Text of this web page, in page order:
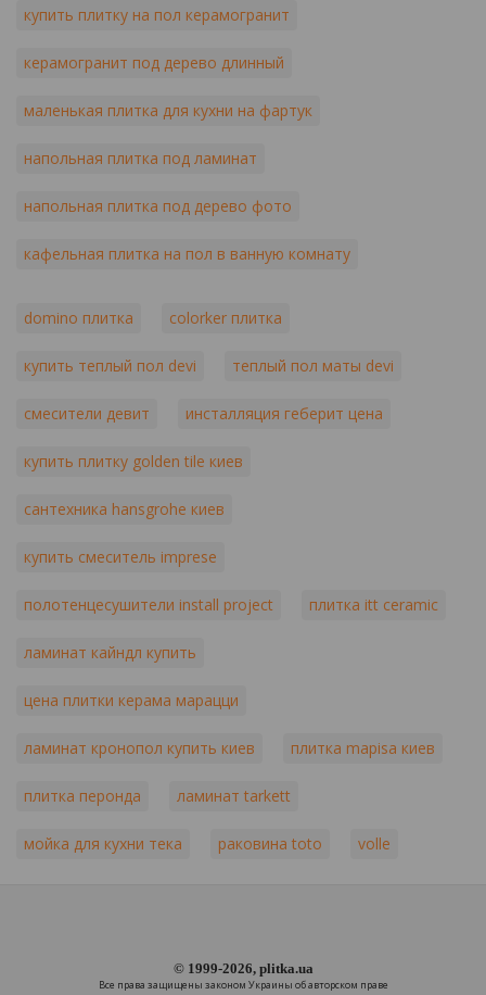
купить плитку на пол керамогранит
керамогранит под дерево длинный
маленькая плитка для кухни на фартук
напольная плитка под ламинат
напольная плитка под дерево фото
кафельная плитка на пол в ванную комнату
domino плитка colorker плитка
купить теплый пол devi теплый пол маты devi
смесители девит инсталляция геберит цена
купить плитку golden tile киев
сантехника hansgrohe киев
купить смеситель imprese
полотенцесушители install project плитка itt ceramic
ламинат кайндл купить
цена плитки керама марацци
ламинат кронопол купить киев плитка mapisa киев
плитка перонда ламинат tarkett
мойка для кухни тека раковина toto volle
© 1999-2026, plitka.ua
Все права защищены законом Украины об авторском праве